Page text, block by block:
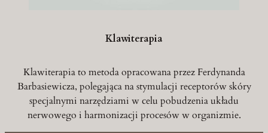
Klawiterapia
Klawiterapia to metoda opracowana przez Ferdynanda
Barbasiewicza, polegająca na stymulacji receptorów skóry
specjalnymi narzędziami w celu pobudzenia układu
nerwowego i harmonizacji procesów w organizmie.